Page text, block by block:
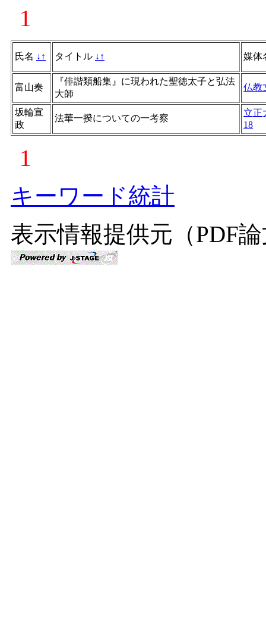
1
氏名 ↓ ↑ タイトル ↓ ↑ 媒体
富山奏
『俳諧類船集』に現われた聖徳太子と弘法
大師
仏教
坂輪宣
政
法華一揆についての一考察
立正
18
1
キーワード統計
表示情報提供元（PDF